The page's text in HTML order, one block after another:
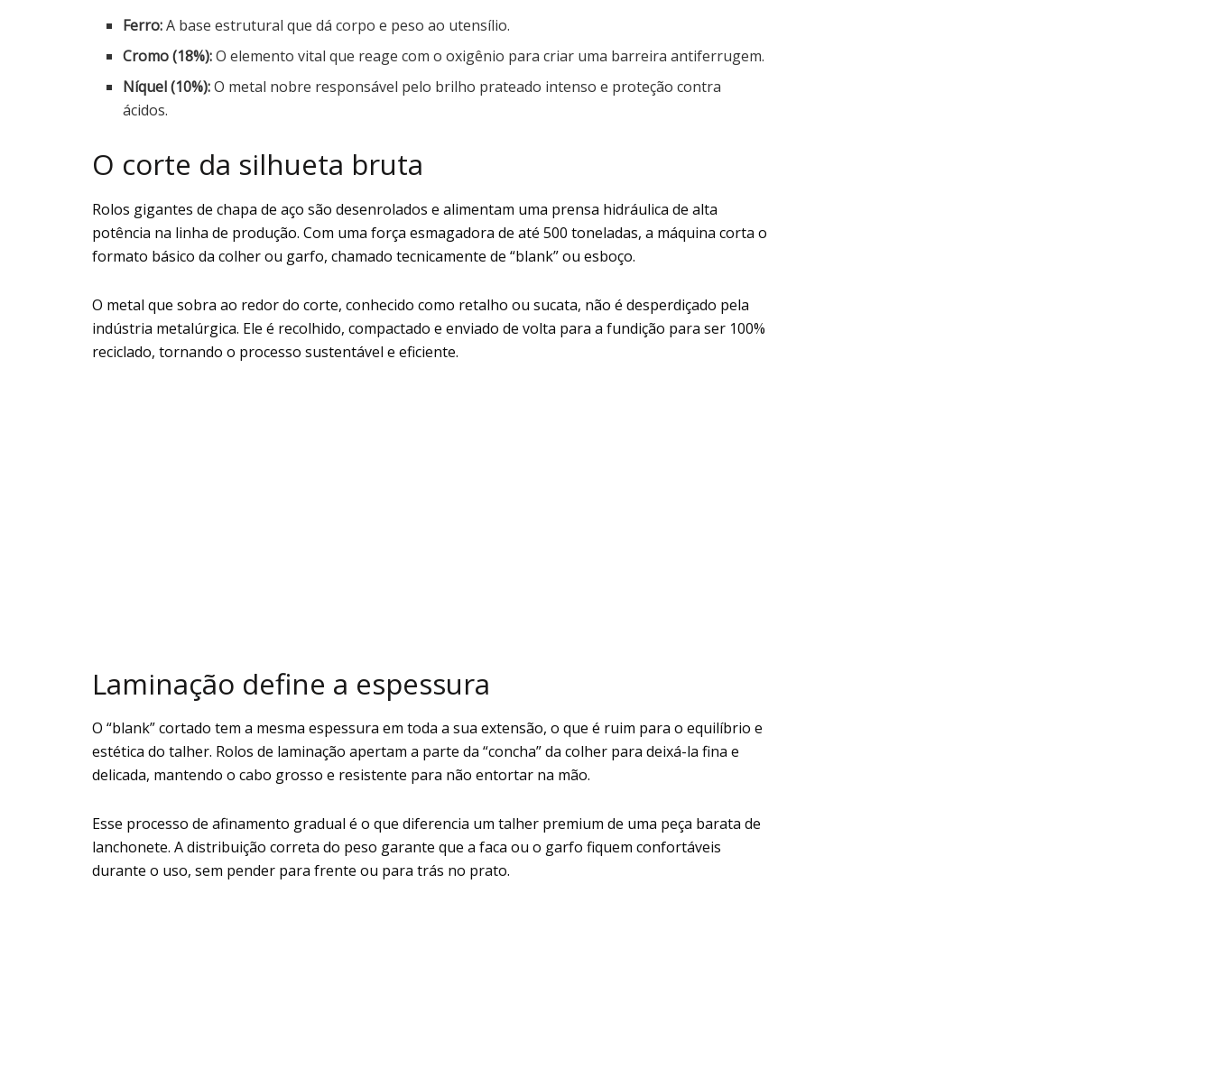
Ferro:A base estrutural que dá corpo e peso ao utensílio.
Cromo (18%):O elemento vital que reage com o oxigênio para criar uma barreira antiferrugem.
Níquel (10%):O metal nobre responsável pelo brilho prateado intenso e proteção contra
ácidos.
O corte da silhueta bruta
Rolos gigantes de chapa de aço são desenrolados e alimentam uma prensa hidráulica de alta
potência na linha de produção. Com uma força esmagadora de até 500 toneladas, a máquina corta o
formato básico da colher ou garfo, chamado tecnicamente de “blank” ou esboço.
O metal que sobra ao redor do corte, conhecido como retalho ou sucata, não é desperdiçado pela
indústria metalúrgica. Ele é recolhido, compactado e enviado de volta para a fundição para ser 100%
reciclado, tornando o processo sustentável e eficiente.
Laminação define a espessura
O “blank” cortado tem a mesma espessura em toda a sua extensão, o que é ruim para o equilíbrio e
estética do talher. Rolos de laminação apertam a parte da “concha” da colher para deixá-la fina e
delicada, mantendo o cabo grosso e resistente para não entortar na mão.
Esse processo de afinamento gradual é o que diferencia um talher premium de uma peça barata de
lanchonete. A distribuição correta do peso garante que a faca ou o garfo fiquem confortáveis
durante o uso, sem pender para frente ou para trás no prato.